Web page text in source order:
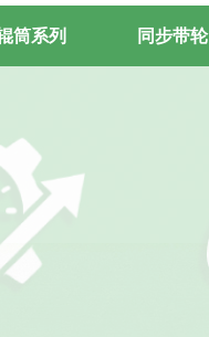
筒系列 同步带轮